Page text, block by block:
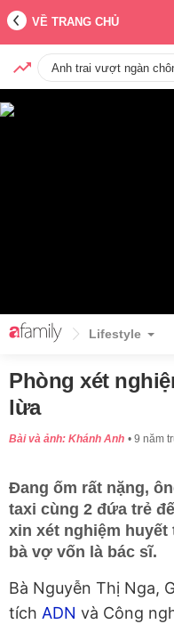
VỀ TRANG CHỦ
Anh trai vượt ngàn
Lifestyle
Phòng xét
lừa
Bài và ảnh: Khánh Anh 9 năm
Đang ốm rất nặng,
taxi cùng 2 đứa trẻ
xin xét nghiệm
bà vợ vốn là bác sĩ.
Bà Nguyễn Thị Nga,
tích ADN và Công